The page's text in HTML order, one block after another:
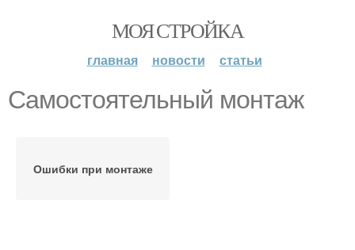
МОЯ СТРОЙКА
главная новости статьи
Самостоятельный монтаж
Ошибки при монтаже